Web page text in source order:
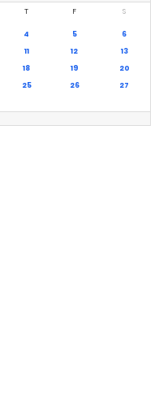
T F S
4 5
6
11 12
13
18 19
20
25 26
27